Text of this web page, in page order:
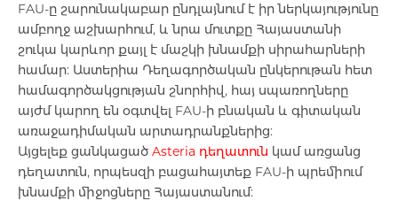
Աճառային նյութափոխանակության
քսուկներ և սրվակներ
Կանանց համար
Մազերի աճեցման միջոցներ
FAU-ը շարունակաբար ընդլայնում է իր ներկայությունը
ամբողջ աշխարհում, և նրա մուտքը Հայաստանի
շուկա կարևոր քայլ է մաշկի խնամքի սիրահարների
համար: Աստերիա Դեղագործական ընկերութան հետ
համագործակցության շնորհիվ, հայ սպառողները
այժմ կարող են օգտվել FAU-ի բնական և գիտական
առաջադիմական արտադրանքներից:
Այցելեք ցանկացած Asteria դեղատուն կամ առցանց
դեղատուն, որպեսզի բացահայտեք FAU-ի պրեմիում
խնամքի միջոցները Հայաստանում: